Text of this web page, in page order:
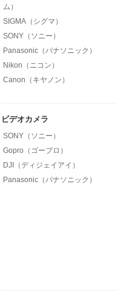
ム）
SIGMA（シグマ）
SONY（ソニー）
Panasonic（パナソニック）
Nikon（ニコン）
Canon（キヤノン）
ビデオカメラ
SONY（ソニー）
Gopro（ゴープロ）
DJI（ディジェイアイ）
Panasonic（パナソニック）